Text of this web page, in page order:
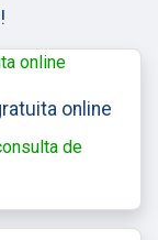
online
de